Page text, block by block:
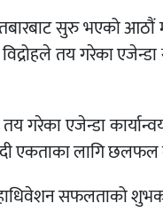
सुरु भएको आठौं
तय गरेका
गरेका एजेन्डा
एकताका लागि छलफल
सफलताको